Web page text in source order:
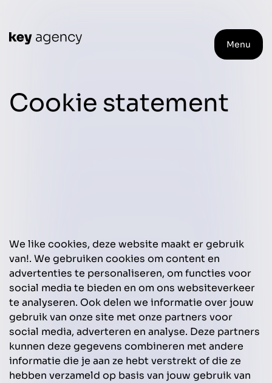
Menu
Cookie statement
We like cookies, deze website maakt er gebruik
van!. We gebruiken cookies om content en
advertenties te personaliseren, om functies voor
social media te bieden en om ons websiteverkeer
te analyseren. Ook delen we informatie over jouw
gebruik van onze site met onze partners voor
social media, adverteren en analyse. Deze partners
kunnen deze gegevens combineren met andere
informatie die je aan ze hebt verstrekt of die ze
hebben verzameld op basis van jouw gebruik van